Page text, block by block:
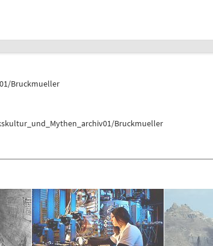
Bruckmueller
Bruckmueller